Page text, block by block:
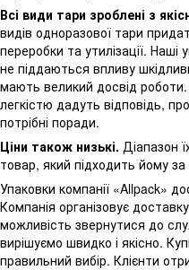
Всі види тари зроблені з
видів одноразової тари
переробки та утилізації.
не піддаються впливу
мають великий досвід
легкістю дадуть відповідь,
потрібні поради.
Ціни також низькі. Діапазон
товар, який підходить йому за
Упаковки компанії «Allpack»
Компанія організовує
можливість звернутися до
вирішуємо швидко і якісно.
правильний вибір. Клієнти